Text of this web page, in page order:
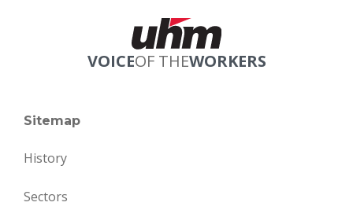
VOICEOF THEWORKERS
Sitemap
History
Sectors